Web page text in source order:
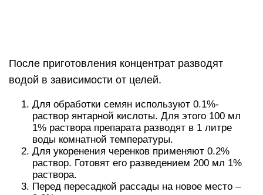
После приготовления концентрат разводят
водой в зависимости от целей.
Для обработки семян используют 0.1%-
раствор янтарной кислоты. Для этого 100 мл
1% раствора препарата разводят в 1 литре
воды комнатной температуры.
Для укоренения черенков применяют 0.2%
раствор. Готовят его разведением 200 мл 1%
раствора.
Перед пересадкой рассады на новое место –